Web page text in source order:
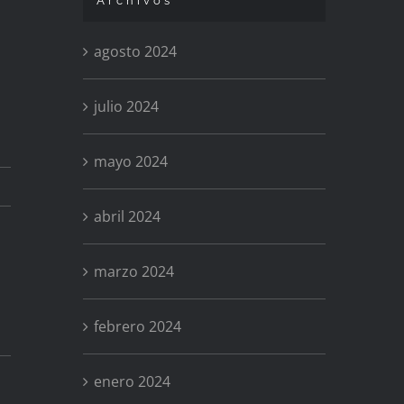
agosto 2024
julio 2024
mayo 2024
abril 2024
marzo 2024
febrero 2024
enero 2024